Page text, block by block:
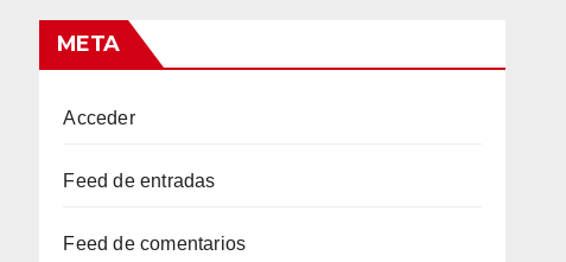
META
Acceder
Feed de entradas
Feed de comentarios